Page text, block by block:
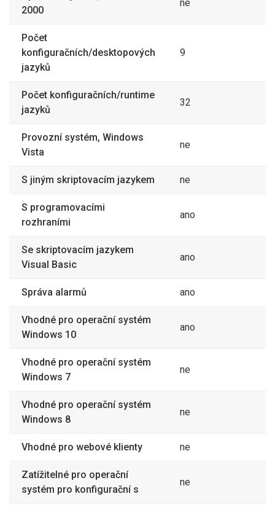
2000
ne
Počet
konfiguračních/desktopových
jazyků
9
Počet konfiguračních/runtime
jazyků
32
Provozní systém, Windows
Vista
ne
S jiným skriptovacím jazykem ne
S programovacími
rozhraními
ano
Se skriptovacím jazykem
Visual Basic
ano
Správa alarmů ano
Vhodné pro operační systém
Windows 10
ano
Vhodné pro operační systém
Windows 7
ne
Vhodné pro operační systém
Windows 8
ne
Vhodné pro webové klienty ne
Zatížitelné pro operační
systém pro konfigurační s
ne